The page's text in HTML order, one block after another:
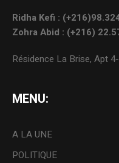
Ridha Kefi :
Zohra Abid : (+216)
Résidence La Brise, Apt
MENU:
A LA UNE
POLITIQUE